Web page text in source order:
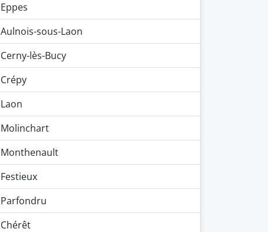
Eppes
Aulnois-sous-Laon
Cerny-lès-Bucy
Crépy
Laon
Molinchart
Monthenault
Festieux
Parfondru
Chérêt